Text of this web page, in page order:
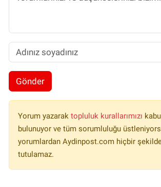
Gönder
Yorum yazarak topluluk kurallarımızı
bulunuyor ve tüm sorumluluğu
yorumlardan Aydinpost.com hiçbir
tutulamaz.